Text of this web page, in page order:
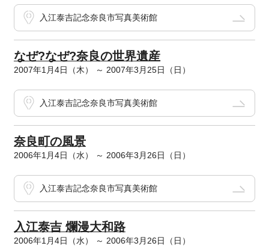
入江泰吉記念奈良市写真美術館
なぜ?なぜ?奈良の世界遺産
2007年1月4日（木） ～ 2007年3月25日（日）
入江泰吉記念奈良市写真美術館
奈良町の風景
2006年1月4日（水） ～ 2006年3月26日（日）
入江泰吉記念奈良市写真美術館
入江泰吉 爛漫大和路
2006年1月4日（水） ～ 2006年3月26日（日）